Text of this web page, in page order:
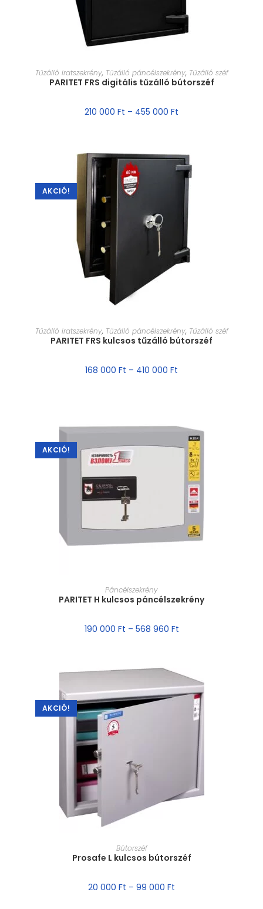
MÉRET VÁLASZTÁSA
Tűzálló iratszekrény, Tűzálló páncélszekrény, Tűzálló széf
PARITET FRS digitális tűzálló bútorszéf
210 000 Ft – 455 000 Ft
AKCIÓ!
MÉRET VÁLASZTÁSA
Tűzálló iratszekrény, Tűzálló páncélszekrény, Tűzálló széf
PARITET FRS kulcsos tűzálló bútorszéf
168 000 Ft – 410 000 Ft
AKCIÓ!
MÉRET VÁLASZTÁSA
Páncélszekrény
PARITET H kulcsos páncélszekrény
190 000 Ft – 568 960 Ft
AKCIÓ!
MÉRET VÁLASZTÁSA
Bútorszéf
Prosafe L kulcsos bútorszéf
20 000 Ft – 99 000 Ft